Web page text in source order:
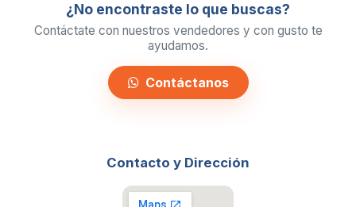
¿No encontraste lo que buscas?
Contáctate con nuestros vendedores y con gusto te
ayudamos.
Contáctanos
Contacto y Dirección